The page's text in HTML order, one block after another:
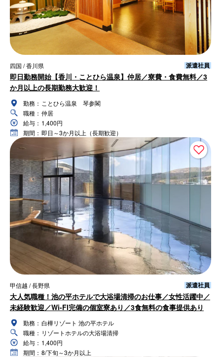
四国 / 香川県 派遣社員
即日勤務開始【香川・ことひら温泉】仲居／寮費・食費無料／3
か月以上の長期勤務大歓迎！
勤務： ことひら温泉 琴参閣
職種： 仲居
給与： 1,400円
期間： 即日～3か月以上（長期歓迎）
甲信越 / 長野県 派遣社員
大人気職種！池の平ホテルで大浴場清掃のお仕事／女性活躍中／
未経験歓迎／Wi-FI完備の個室寮あり／3食無料の食事提供あり
勤務： 白樺リゾート 池の平ホテル
職種： リゾートホテルの大浴場清掃
給与： 1,400円
期間： 8/下旬～3か月以上